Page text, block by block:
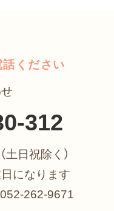
ください
312
日祝除く）
になります
052-262-9671